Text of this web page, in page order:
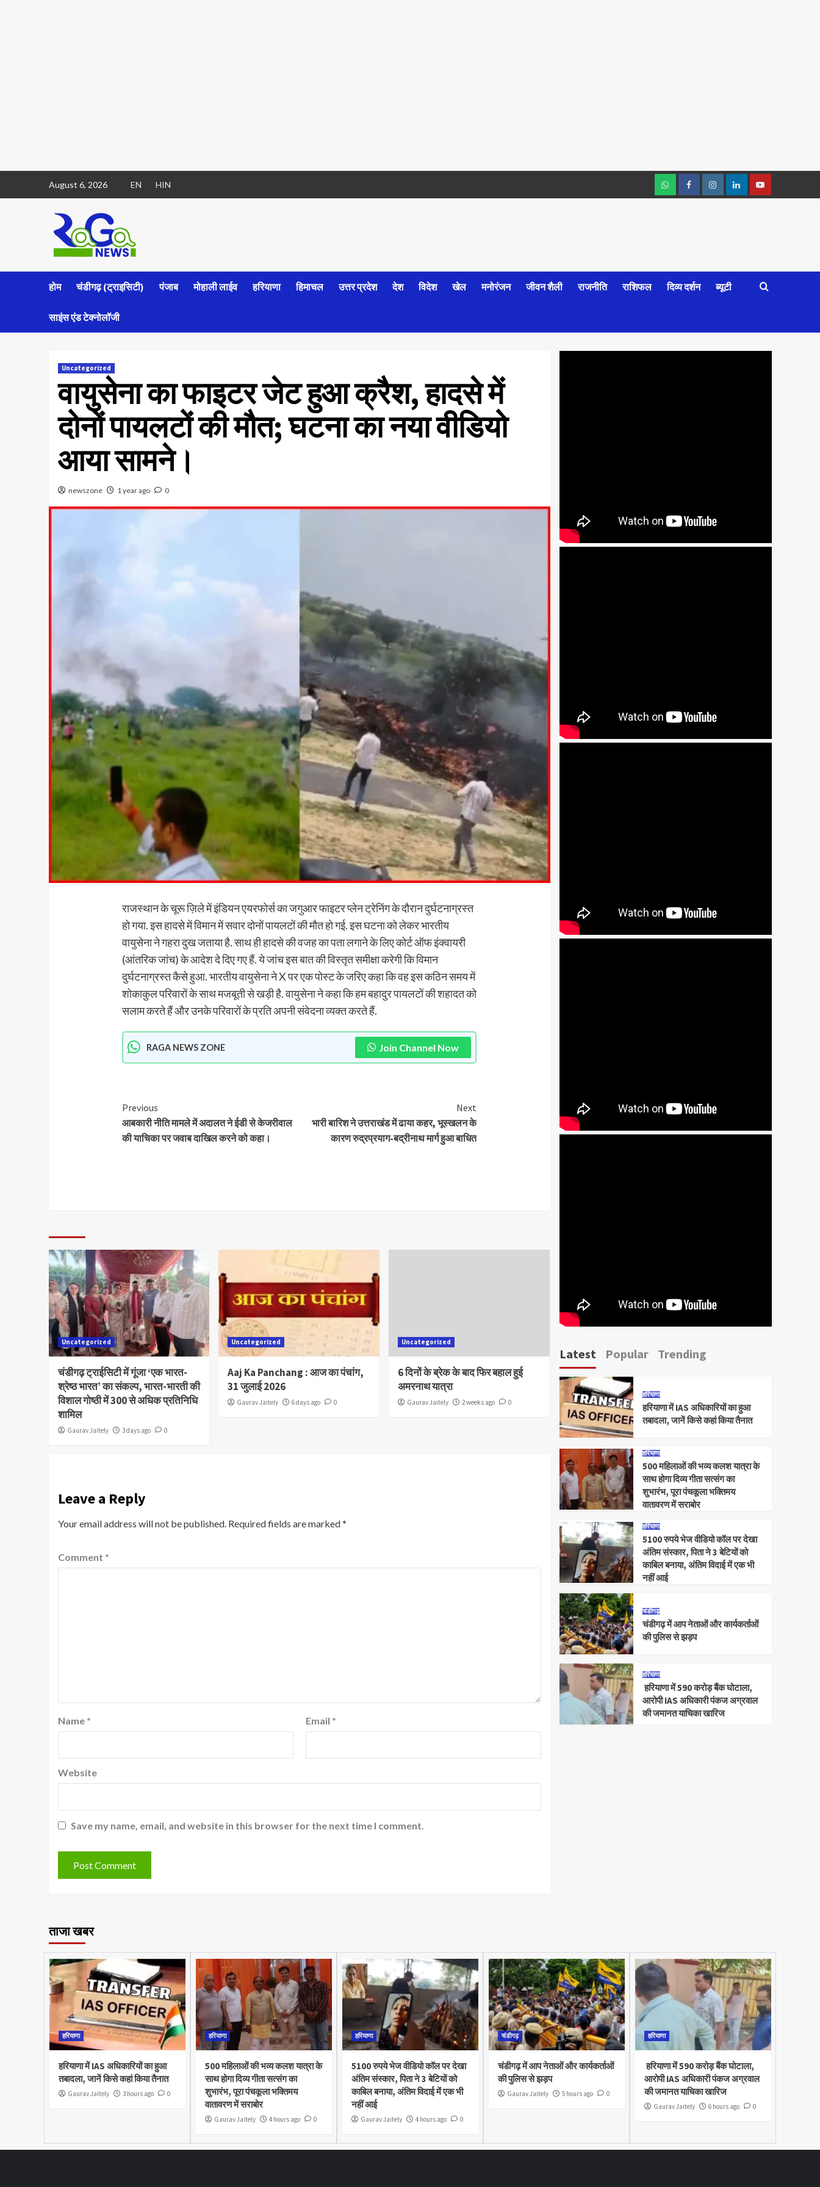
August 6, 2026 EN HIN
होम चंडीगढ़ (ट्राइसिटी) पंजाब मोहाली लाईव हरियाणा हिमाचल उत्तर प्रदेश देश विदेश खेल मनोरंजन जीवन शैली राजनीति राशिफल दिव्य दर्शन ब्यूटी
साइंस एंड टेक्नोलॉजी
Uncategorized
वायुसेना का फाइटर जेट हुआ क्रैश, हादसे में
दोनों पायलटों की मौत; घटना का नया वीडियो
आया सामने।
newszone 1 year ago 0
राजस्थान के चूरू ज़िले में इंडियन एयरफोर्स का जगुआर फाइटर प्लेन ट्रेनिंग के दौरान दुर्घटनाग्रस्त
हो गया. इस हादसे में विमान में सवार दोनों पायलटों की मौत हो गई. इस घटना को लेकर भारतीय
वायुसेना ने गहरा दुख जताया है. साथ ही हादसे की वजह का पता लगाने के लिए कोर्ट ऑफ इंक्वायरी
(आंतरिक जांच) के आदेश दे दिए गए हैं. ये जांच इस बात की विस्तृत समीक्षा करेगी कि विमान
दुर्घटनाग्रस्त कैसे हुआ. भारतीय वायुसेना ने X पर एक पोस्ट के जरिए कहा कि वह इस कठिन समय में
शोकाकुल परिवारों के साथ मजबूती से खड़ी है. वायुसेना ने कहा कि हम बहादुर पायलटों की शहादत को
सलाम करते हैं और उनके परिवारों के प्रति अपनी संवेदना व्यक्त करते हैं.
RAGA NEWS ZONE Join Channel Now
Previous
आबकारी नीति मामले में अदालत ने ईडी से केजरीवाल
की याचिका पर जवाब दाखिल करने को कहा।
Next
भारी बारिश ने उत्तराखंड में ढाया कहर, भूस्खलन के
कारण रुद्रप्रयाग-बद्रीनाथ मार्ग हुआ बाधित
Uncategorized
चंडीगढ़ ट्राईसिटी में गूंजा ‘एक भारत-
श्रेष्ठ भारत’ का संकल्प, भारत-भारती की
विशाल गोष्ठी में 300 से अधिक प्रतिनिधि
शामिल
Gaurav Jaitely 3 days ago 0
Uncategorized
Aaj Ka Panchang : आज का पंचांग,
31 जुलाई 2026
Gaurav Jaitely 6 days ago 0
Uncategorized
6 दिनों के ब्रेक के बाद फिर बहाल हुई
अमरनाथ यात्रा
Gaurav Jaitely 2 weeks ago 0
Leave a Reply
Your email address will not be published. Required fields are marked*
Comment *
Name * Email *
Website
Save my name, email, and website in this browser for the next time I comment.
Latest Popular Trending
हरियाणा
हरियाणा में IAS अधिकारियों का हुआ
तबादला, जानें किसे कहां किया तैनात
हरियाणा
500 महिलाओं की भव्य कलश यात्रा के
साथ होगा दिव्य गीता सत्संग का
शुभारंभ, पूरा पंचकूला भक्तिमय
वातावरण में सराबोर
हरियाणा
5100 रुपये भेज वीडियो कॉल पर देखा
अंतिम संस्कार, पिता ने 3 बेटियों को
काबिल बनाया, अंतिम विदाई में एक भी
नहीं आई
चंडीगढ़
चंडीगढ़ में आप नेताओं और कार्यकर्ताओं
की पुलिस से झड़प
हरियाणा
हरियाणा में 590 करोड़ बैंक घोटाला,
आरोपी IAS अधिकारी पंकज अग्रवाल
की जमानत याचिका खारिज
ताजा खबर
हरियाणा
हरियाणा में IAS अधिकारियों का हुआ
तबादला, जानें किसे कहां किया तैनात
Gaurav Jaitely 3 hours ago 0
हरियाणा
500 महिलाओं की भव्य कलश यात्रा के
साथ होगा दिव्य गीता सत्संग का
शुभारंभ, पूरा पंचकूला भक्तिमय
वातावरण में सराबोर
Gaurav Jaitely 4 hours ago 0
हरियाणा
5100 रुपये भेज वीडियो कॉल पर देखा
अंतिम संस्कार, पिता ने 3 बेटियों को
काबिल बनाया, अंतिम विदाई में एक भी
नहीं आई
Gaurav Jaitely 4 hours ago 0
चंडीगढ़
चंडीगढ़ में आप नेताओं और कार्यकर्ताओं
की पुलिस से झड़प
Gaurav Jaitely 5 hours ago 0
हरियाणा
हरियाणा में 590 करोड़ बैंक घोटाला,
आरोपी IAS अधिकारी पंकज अग्रवाल
की जमानत याचिका खारिज
Gaurav Jaitely 6 hours ago 0